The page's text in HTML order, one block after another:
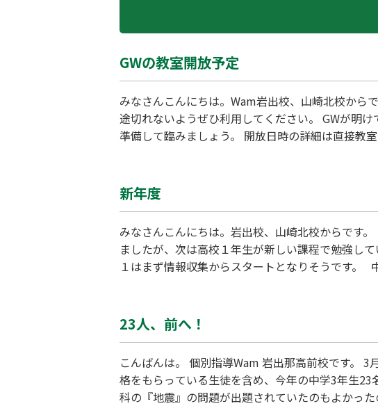
GWの教室開放予定
みなさんこんにちは。Wam岩出校、山崎北校から
途切れないようぜひ利用してください。 GWが明
準備して臨みましょう。 開放日時の詳細は直接教
新年度
みなさんこんにちは。岩出校、山崎北校からです
ましたが、次は高校１年生が新しい課程で勉強し
１はまず情報収集からスタートとなりそうです。
23人、前へ！
こんばんは。 個別指導Wam 岩出那高前校です。
格をもらっている生徒を含め、今年の中学3年生
科の『地震』の問題が出題されていたのもよかっ